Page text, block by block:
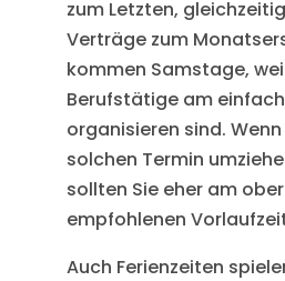
zum Letzten,
Verträge zum
kommen Samstage,
Berufstätige am
organisieren sind.
solchen Termin
sollten Sie eher am
empfohlenen
Auch Ferienzeiten